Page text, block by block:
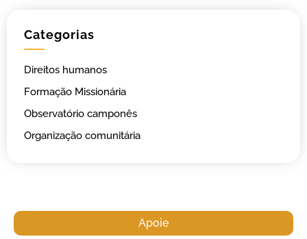
Categorias
Direitos humanos
Formação Missionária
Observatório camponês
Organização comunitária
Apoie